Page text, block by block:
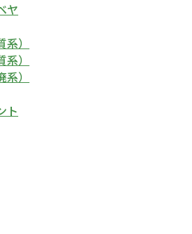
ヤ
）
）
）
ト